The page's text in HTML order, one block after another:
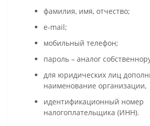
фамилия, имя, отчество;
e-mail;
мобильный телефон;
пароль – аналог
для юридических лиц
наименование организации,
идентификационный номер
налогоплательщика (ИНН).